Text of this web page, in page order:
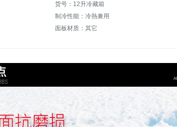
货号：12升冷藏箱
制冷性能：冷熱兼用
面板材质：其它